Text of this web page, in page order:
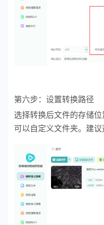
第六步：设置转换路径
选择转换后文件的存储
可以自定义文件夹。建议